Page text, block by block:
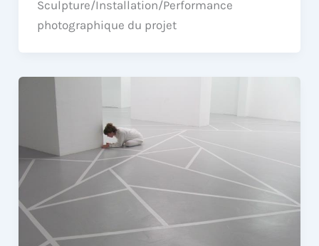
Sculpture/Installation/Performance
photographique du projet